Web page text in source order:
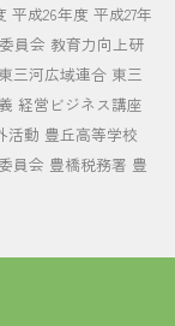
平成26年度 平成27年
員会 教育力向上研
東三河広域連合 東三
経営ビジネス講座
活動 豊丘高等学校
員会 豊橋税務署 豊